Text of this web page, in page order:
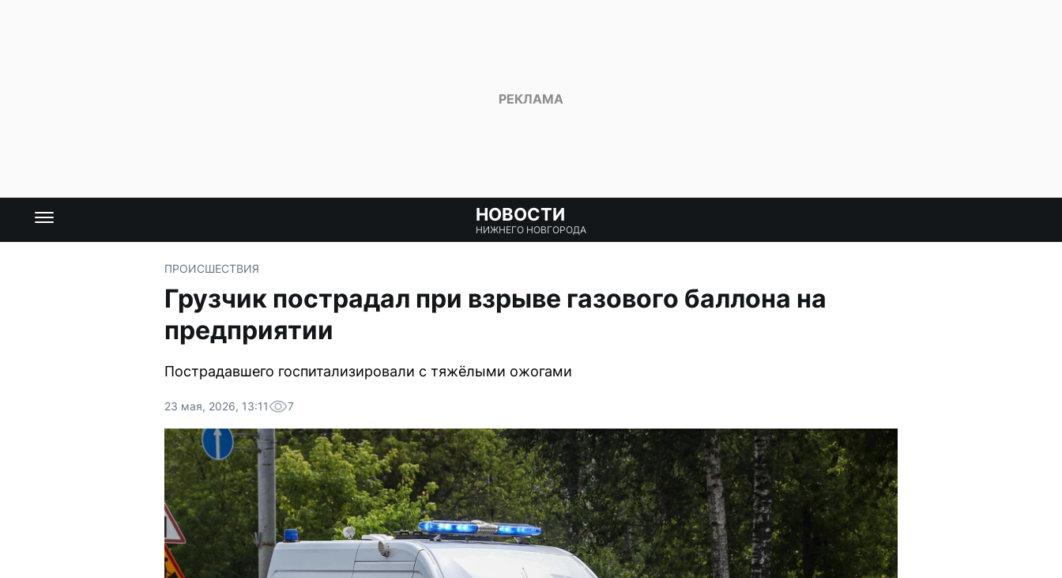
НОВОСТИ
НИЖНЕГО НОВГОРОДА
ПРОИСШЕСТВИЯ
Грузчик пострадал при взрыве газового баллона на
предприятии
Пострадавшего госпитализировали с тяжёлыми ожогами
23 мая, 2026, 13:11 7